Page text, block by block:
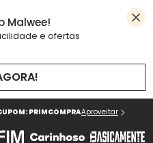
Malwee!
e ofertas
PRIMCOMPRAAproveitar